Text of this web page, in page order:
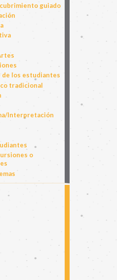
guiado
de los estudiantes
tradicional
Interpretación
o